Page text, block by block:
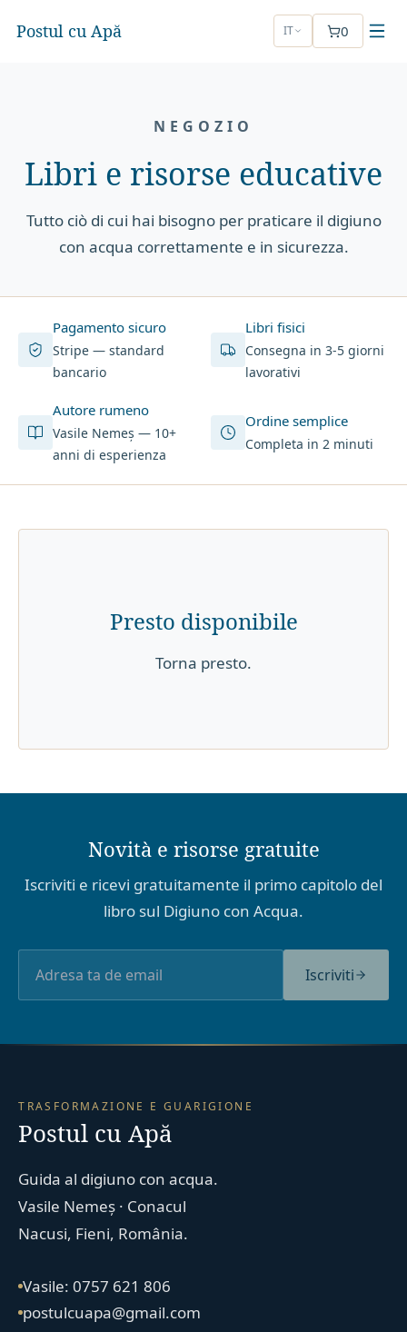
Postul cu Apă IT 0
NEGOZIO
Libri e risorse educative
Tutto ciò di cui hai bisogno per praticare il digiuno
con acqua correttamente e in sicurezza.
Pagamento sicuro
Stripe — standard
bancario
Libri fisici
Consegna in 3-5 giorni
lavorativi
Autore rumeno
Vasile Nemeș — 10+
anni di esperienza
Ordine semplice
Completa in 2 minuti
Presto disponibile
Torna presto.
Novità e risorse gratuite
Iscriviti e ricevi gratuitamente il primo capitolo del
libro sul Digiuno con Acqua.
Iscriviti
TRASFORMAZIONE E GUARIGIONE
Postul cu Apă
Guida al digiuno con acqua.
Vasile Nemeș · Conacul
Nacusi, Fieni, România.
Vasile: 0757 621 806
postulcuapa@gmail.com